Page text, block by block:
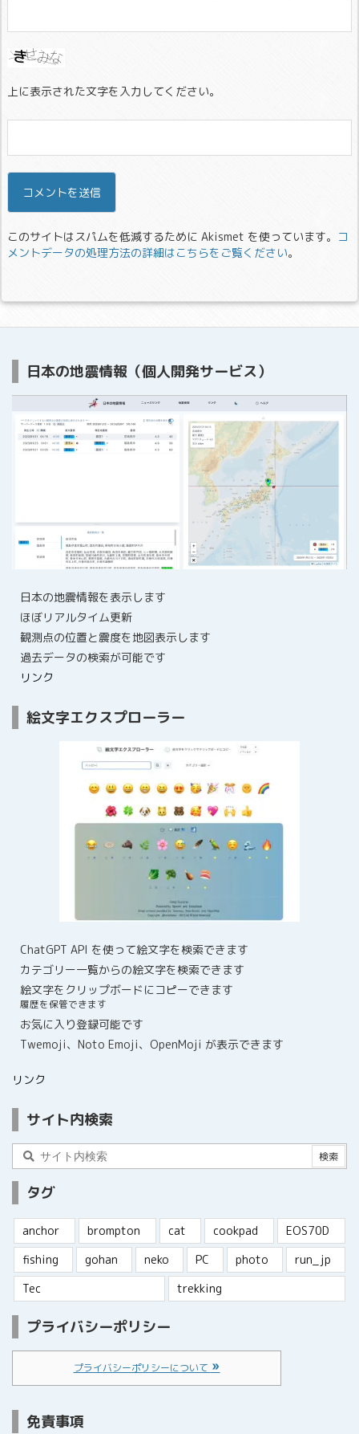
上に表示された文字を入力してください。
このサイトはスパムを低減するために Akismet を使っています。 コ
メントデータの処理方法の詳細はこちらをご覧ください。
日本の地震情報（個人開発サービス）
日本の地震情報を表示します
ほぼリアルタイム更新
観測点の位置と震度を地図表示します
過去データの検索が可能です
リンク
絵文字エクスプローラー
ChatGPT API を使って絵文字を検索できます
カテゴリー一覧からの絵文字を検索できます
絵文字をクリップボードにコピーできます
履歴を保管できます
お気に入り登録可能です
Twemoji、Noto Emoji、OpenMoji が表示できます
リンク
サイト内検索
タグ
anchor brompton cat cookpad
EOS70D
fishing
gohan neko PC photo
run_jp
Tec
trekking
プライバシーポリシー
プライバシーポリシーについて
免責事項